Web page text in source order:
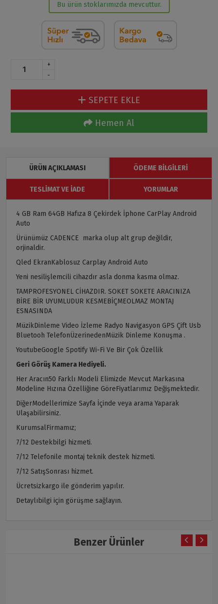
Bu ürün stoklarımızda mevcuttur.
+
-
SEPETE EKLE
Hemen Al
ÜRÜN AÇIKLAMASI ÖDEME BILGILERI
TESLIMAT VE İADE YORUMLAR
4 GB Ram 64GB Hafıza 8 Çekirdek İphone CarPlay Android
Auto
Ürünümüz CADENCE marka olup alt grup değildir,
orjinaldir.
Qled EkranKablosuz Carplay Android Auto
Yeni nesilişlemcili cihazdır asla donma kasma olmaz.
TAMPROFESYONEL CİHAZDIR. SOKET SOKETE ARACINIZA
BİRE BİR UYUMLUDUR KESMEBİÇMEOLMAZ MONTAJ
ESNASINDA
MüzikDinleme Video İzleme Radyo Navigasyon GPS Çift Usb
Bluetooh TelefonÜzerinedenMüzik Dinleme Konuşma .
YoutubeGoogle Spotify Wi-Fi Ve Bir Çok Özellik
Geri Görüş Kamera Hediyeli.
Her Aracın50 Farklı Modeli Elimizde Mevcut Markasına
Modeline Hızına Özelliğine GöreFiyatlarımız Değişmektedir.
DiğerModellerimize Sayfa İçinde veya arama Yaparak
Ulaşabilirsiniz.
KurumsalFirmamız;
7/12 Destekbilgi hizmeti.
7/12 Telefonile montaj teknik destek hizmeti.
7/12 SatışSonrası hizmet.
Ücretsizkargo ile gönderim yapılır.
Detaylıbilgi için görüşme sağlayın.
Benzer Ürünler